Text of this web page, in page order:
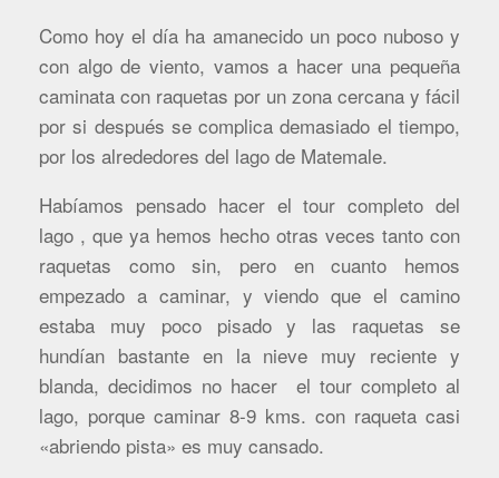
Como hoy el día ha amanecido un poco nuboso y
con algo de viento, vamos a hacer una pequeña
caminata con raquetas por un zona cercana y fácil
por si después se complica demasiado el tiempo,
por los alrededores del lago de Matemale.
Habíamos pensado hacer el tour completo del
lago , que ya hemos hecho otras veces tanto con
raquetas como sin, pero en cuanto hemos
empezado a caminar, y viendo que el camino
estaba muy poco pisado y las raquetas se
hundían bastante en la nieve muy reciente y
blanda, decidimos no hacer el tour completo al
lago, porque caminar 8-9 kms. con raqueta casi
«abriendo pista» es muy cansado.